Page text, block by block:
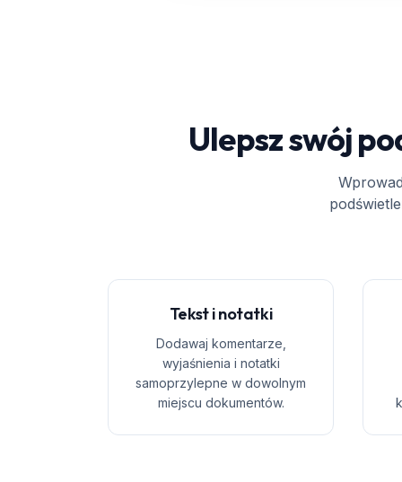
Ulepsz swój
Tekst i notatki
Dodawaj komentarze,
wyjaśnienia i notatki
samoprzylepne w dowolnym
miejscu dokumentów.